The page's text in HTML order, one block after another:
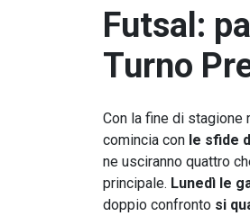
Futsal:
Turno
Con la fine di stagione
comincia con le sfide
ne usciranno quattro
principale. Lunedì le
doppio confronto si